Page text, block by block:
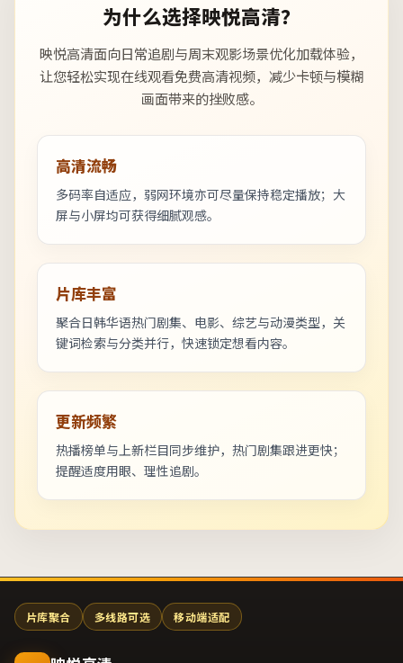
为什么选择映悦高清？
映悦高清面向日常追剧与周末观影场景优化加载体验，
让您轻松实现在线观看免费高清视频，减少卡顿与模糊
画面带来的挫败感。
高清流畅
多码率自适应，弱网环境亦可尽量保持稳定播放；大
屏与小屏均可获得细腻观感。
片库丰富
聚合日韩华语热门剧集、电影、综艺与动漫类型，关
键词检索与分类并行，快速锁定想看内容。
更新频繁
热播榜单与上新栏目同步维护，热门剧集跟进更快；
提醒适度用眼、理性追剧。
片库聚合 多线路可选 移动端适配